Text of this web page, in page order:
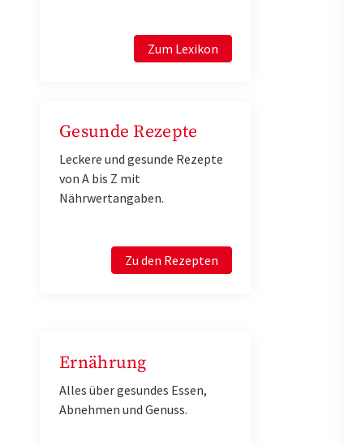
Zum Lexikon
Gesunde Rezepte
Leckere und gesunde Rezepte
von A bis Z mit
Nährwertangaben.
Zu den Rezepten
Ernährung
Alles über gesundes Essen,
Abnehmen und Genuss.